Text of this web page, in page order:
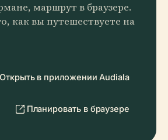
маршрут в браузере.
как вы путешествуете на
Открыть в приложении Audiala
Планировать в браузере